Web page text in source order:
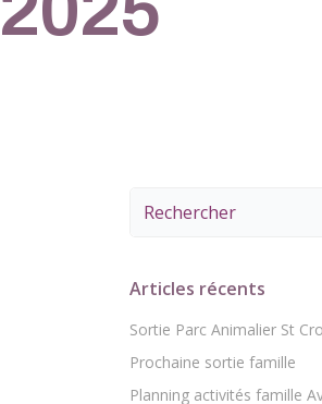
Rechercher
Articles récents
Sortie Parc Animalier St
Prochaine sortie famille
Planning activités famille